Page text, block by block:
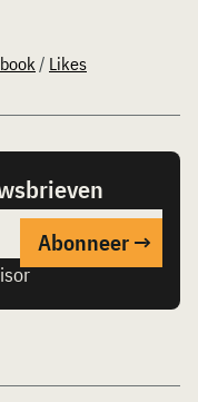
/ Likes